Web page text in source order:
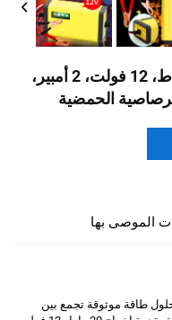
شاحن بطارية بقدرة خرج 20 واط، 12 فولت، 2 أمبير،
الحمضية
الموصى بها
طاقة موثوقة تجمع بين